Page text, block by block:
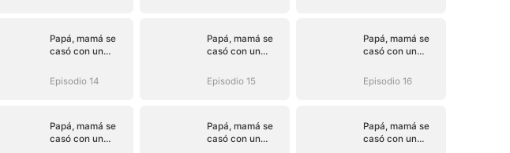
Papá, mamá se
casó con un
(Doblado)
Episodio 14
Papá, mamá se
casó con un
(Doblado)
Episodio 15
Papá, mamá se
casó con un
(Doblado)
Episodio 16
Papá, mamá se
casó con un
Papá, mamá se
casó con un
Papá, mamá se
casó con un